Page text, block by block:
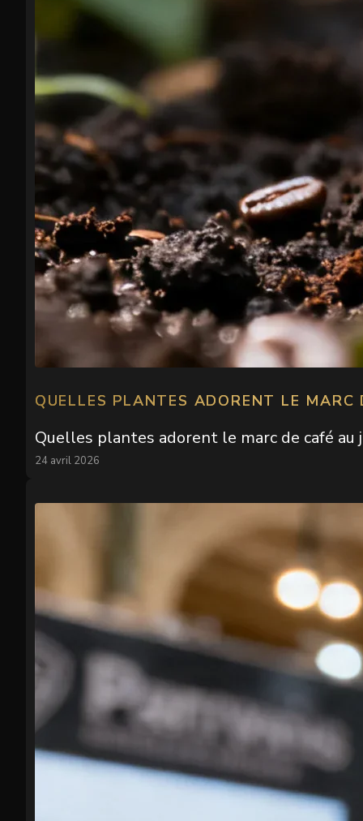
QUELLES PLANTES ADORENT LE MARC
Quelles plantes adorent le marc de café
24 avril 2026